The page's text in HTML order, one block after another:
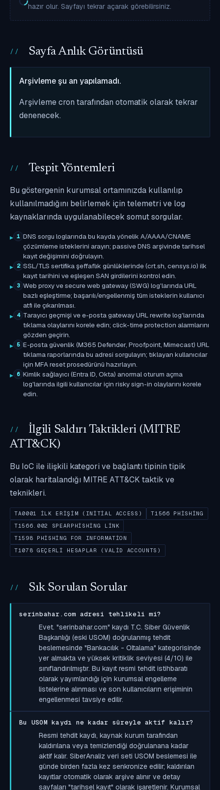
hazır olur. Sayfayı tekrar açarak görebilirsiniz.
Sayfa Anlık Görüntüsü
Arşivleme şu an yapılamadı.
Arşivleme cron tarafından otomatik olarak tekrar
denenecek.
Tespit Yöntemleri
Bu göstergenin kurumsal ortamınızda kullanılıp
kullanılmadığını belirlemek için telemetri ve log
kaynaklarında uygulanabilecek somut sorgular.
1 DNS sorgu loglarında bu kayda yönelik A/AAAA/CNAME
çözümleme isteklerini arayın; passive DNS arşivinde tarihsel
kayıt değişimini doğrulayın.
2 SSL/TLS sertifika şeffaflık günlüklerinde (crt.sh, censys.io) ilk
kayıt tarihini ve eşleşen SAN girdilerini kontrol edin.
3 Web proxy ve secure web gateway (SWG) log'larında URL
bazlı eşleştirme; başarılı/engellenmiş tüm isteklerin kullanıcı
atfı ile çıkarılması.
4 Tarayıcı geçmişi ve e-posta gateway URL rewrite log'larında
tıklama olaylarını korele edin; click-time protection alarmlarını
gözden geçirin.
5 E-posta güvenlik (M365 Defender, Proofpoint, Mimecast) URL
tıklama raporlarında bu adresi sorgulayın; tıklayan kullanıcılar
için MFA reset prosedürünü hazırlayın.
6 Kimlik sağlayıcı (Entra ID, Okta) anormal oturum açma
log'larında ilgili kullanıcılar için risky sign-in olaylarını korele
edin.
İlgili Saldırı Taktikleri (MITRE
ATT&CK)
Bu IoC ile ilişkili kategori ve bağlantı tipinin tipik
olarak haritalandığı MITRE ATT&CK taktik ve
teknikleri.
TA0001 İLK ERIŞIM (INITIAL ACCESS)
T1566 PHISHING
T1566.002 SPEARPHISHING LINK
T1598 PHISHING FOR INFORMATION
T1078 GEÇERLI HESAPLAR (VALID ACCOUNTS)
Sık Sorulan Sorular
serinbahar.com adresi tehlikeli mi?
Evet. "serinbahar.com" kaydı T.C. Siber Güvenlik
Başkanlığı (eski USOM) doğrulanmış tehdit
beslemesinde "Bankacılık - Oltalama" kategorisinde
yer almakta ve yüksek kritiklik seviyesi (4/10) ile
sınıflandırılmıştır. Bu kayıt resmi tehdit istihbaratı
olarak yayımlandığı için kurumsal engelleme
listelerine alınması ve son kullanıcıların erişiminin
engellenmesi tavsiye edilir.
Bu USOM kaydı ne kadar süreyle aktif kalır?
Resmi tehdit kaydı, kaynak kurum tarafından
kaldırılana veya temizlendiği doğrulanana kadar
aktif kalır. SiberAnaliz veri seti USOM beslemesi ile
günde birden fazla kez senkronize edilir; kaldırılan
kayıtlar otomatik olarak arşive alınır ve detay
sayfaları "tarihsel kayıt" olarak işaretlenir. Kurumsal